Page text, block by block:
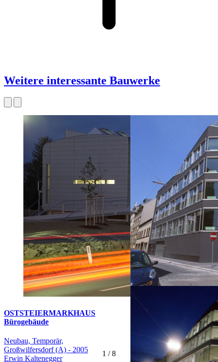
1 /8
Weitere interessante Bauwerke
OSTSTEIERMARKHAUS
Bürogebäude
Neubau, Temporär,
Großwilfersdorf (A) - 2005
Erwin Kaltenegger